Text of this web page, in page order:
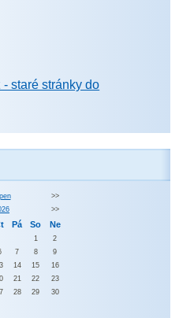
staré stránky do
>>
>>
Pá So Ne
1
2
7 8
9
14 15
16
21 22
23
28 29
30